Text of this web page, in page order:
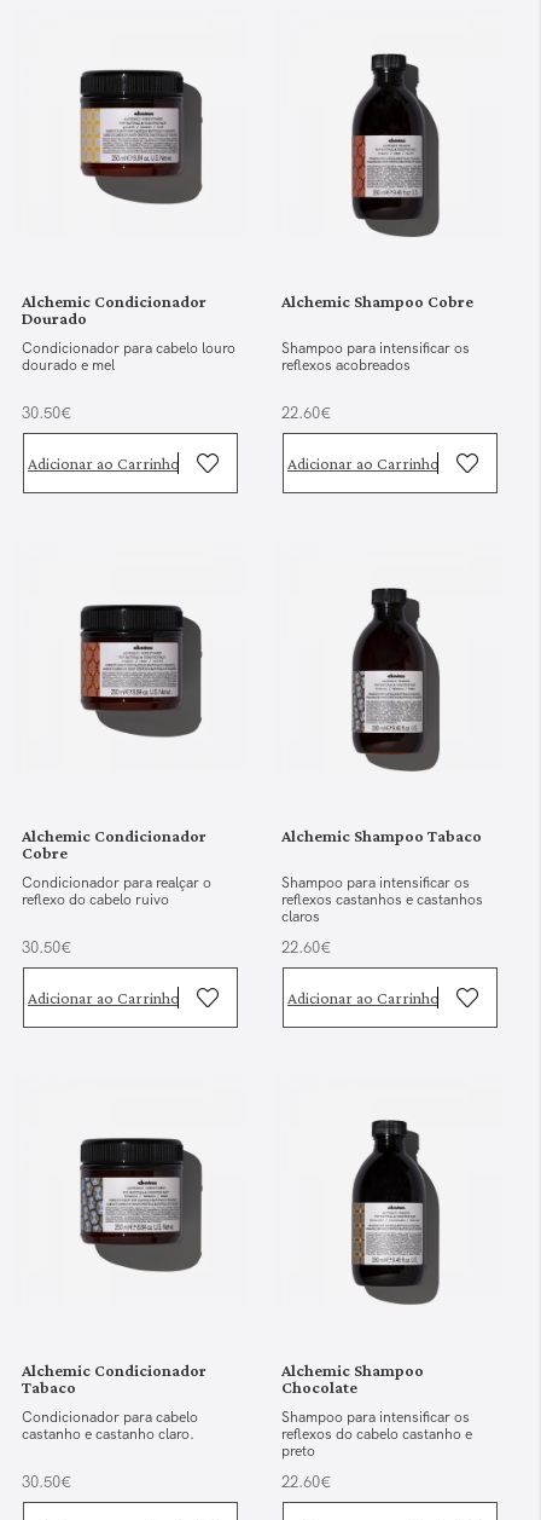
Alchemic Condicionador
Dourado
Condicionador para cabelo louro
dourado e mel
30.50€
Adicionar ao Carrinho
Alchemic Shampoo Cobre
Shampoo para intensificar os
reflexos acobreados
22.60€
Adicionar ao Carrinho
Alchemic Condicionador
Cobre
Condicionador para realçar o
reflexo do cabelo ruivo
30.50€
Adicionar ao Carrinho
Alchemic Shampoo Tabaco
Shampoo para intensificar os
reflexos castanhos e castanhos
claros
22.60€
Adicionar ao Carrinho
Alchemic Condicionador
Tabaco
Condicionador para cabelo
castanho e castanho claro.
30.50€
Alchemic Shampoo
Chocolate
Shampoo para intensificar os
reflexos do cabelo castanho e
preto
22.60€